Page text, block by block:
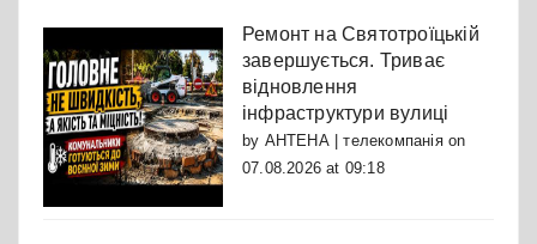
Ремонт на Святотроїцькій
завершується. Триває
відновлення
інфраструктури вулиці
by АНТЕНА | телекомпаніяon
07.08.2026 at 09:18